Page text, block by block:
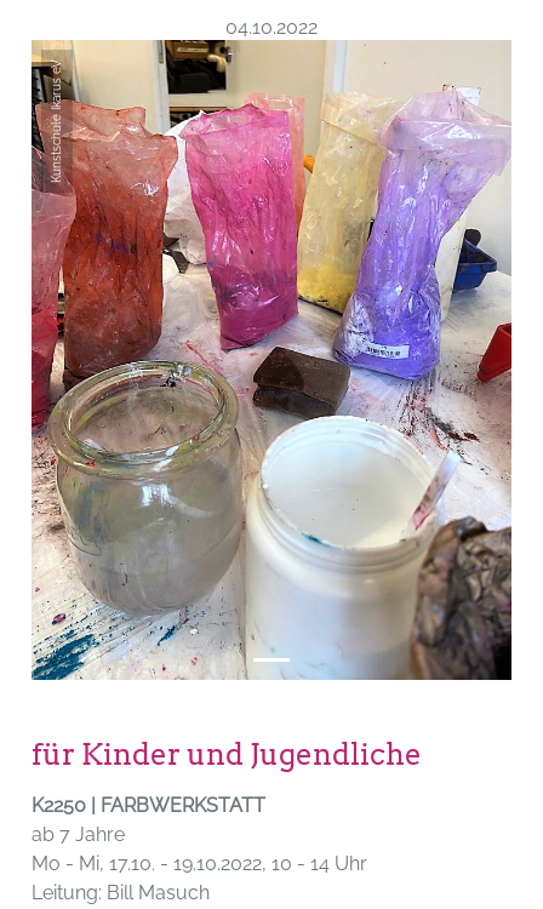
04.10.2022
Kunstschule Ikarus eV
für Kinder und Jugendliche
K2250 | FARBWERKSTATT
ab 7 Jahre
Mo - Mi, 17.10. - 19.10.2022, 10 - 14 Uhr
Leitung: Bill Masuch